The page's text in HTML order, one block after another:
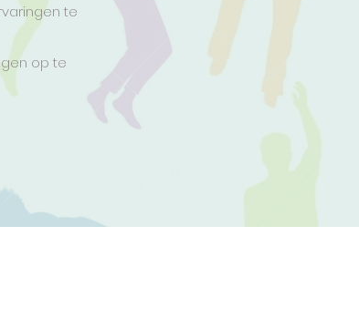
te
op te